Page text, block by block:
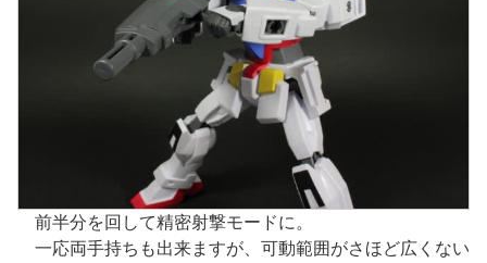
前半分を回して精密射撃モードに。
一応両手持ちも出来ますが、可動範囲がさほど広くない